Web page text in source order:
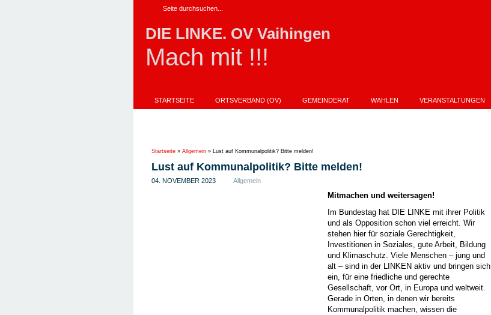
DIE LINKE. OV Vaihingen
Mach mit !!!
STARTSEITE ORTSVERBAND (OV) GEMEINDERAT WAHLEN VERANSTALTUNGEN
Startseite » Allgemein » Lust auf Kommunalpolitik? Bitte melden!
Lust auf Kommunalpolitik? Bitte melden!
04. NOVEMBER 2023 Allgemein
Mitmachen und weitersagen!
Im Bundestag hat DIE LINKE mit ihrer Politik
und als Opposition schon viel erreicht. Wir
stehen hier für soziale Gerechtigkeit,
Investitionen in Soziales, gute Arbeit, Bildung
und Klimaschutz. Viele Menschen – jung und
alt – sind in der LINKEN aktiv und bringen sich
ein, für eine friedliche und gerechte
Gesellschaft, vor Ort, in Europa und weltweit.
Gerade in Orten, in denen wir bereits
Kommunalpolitik machen, wissen die